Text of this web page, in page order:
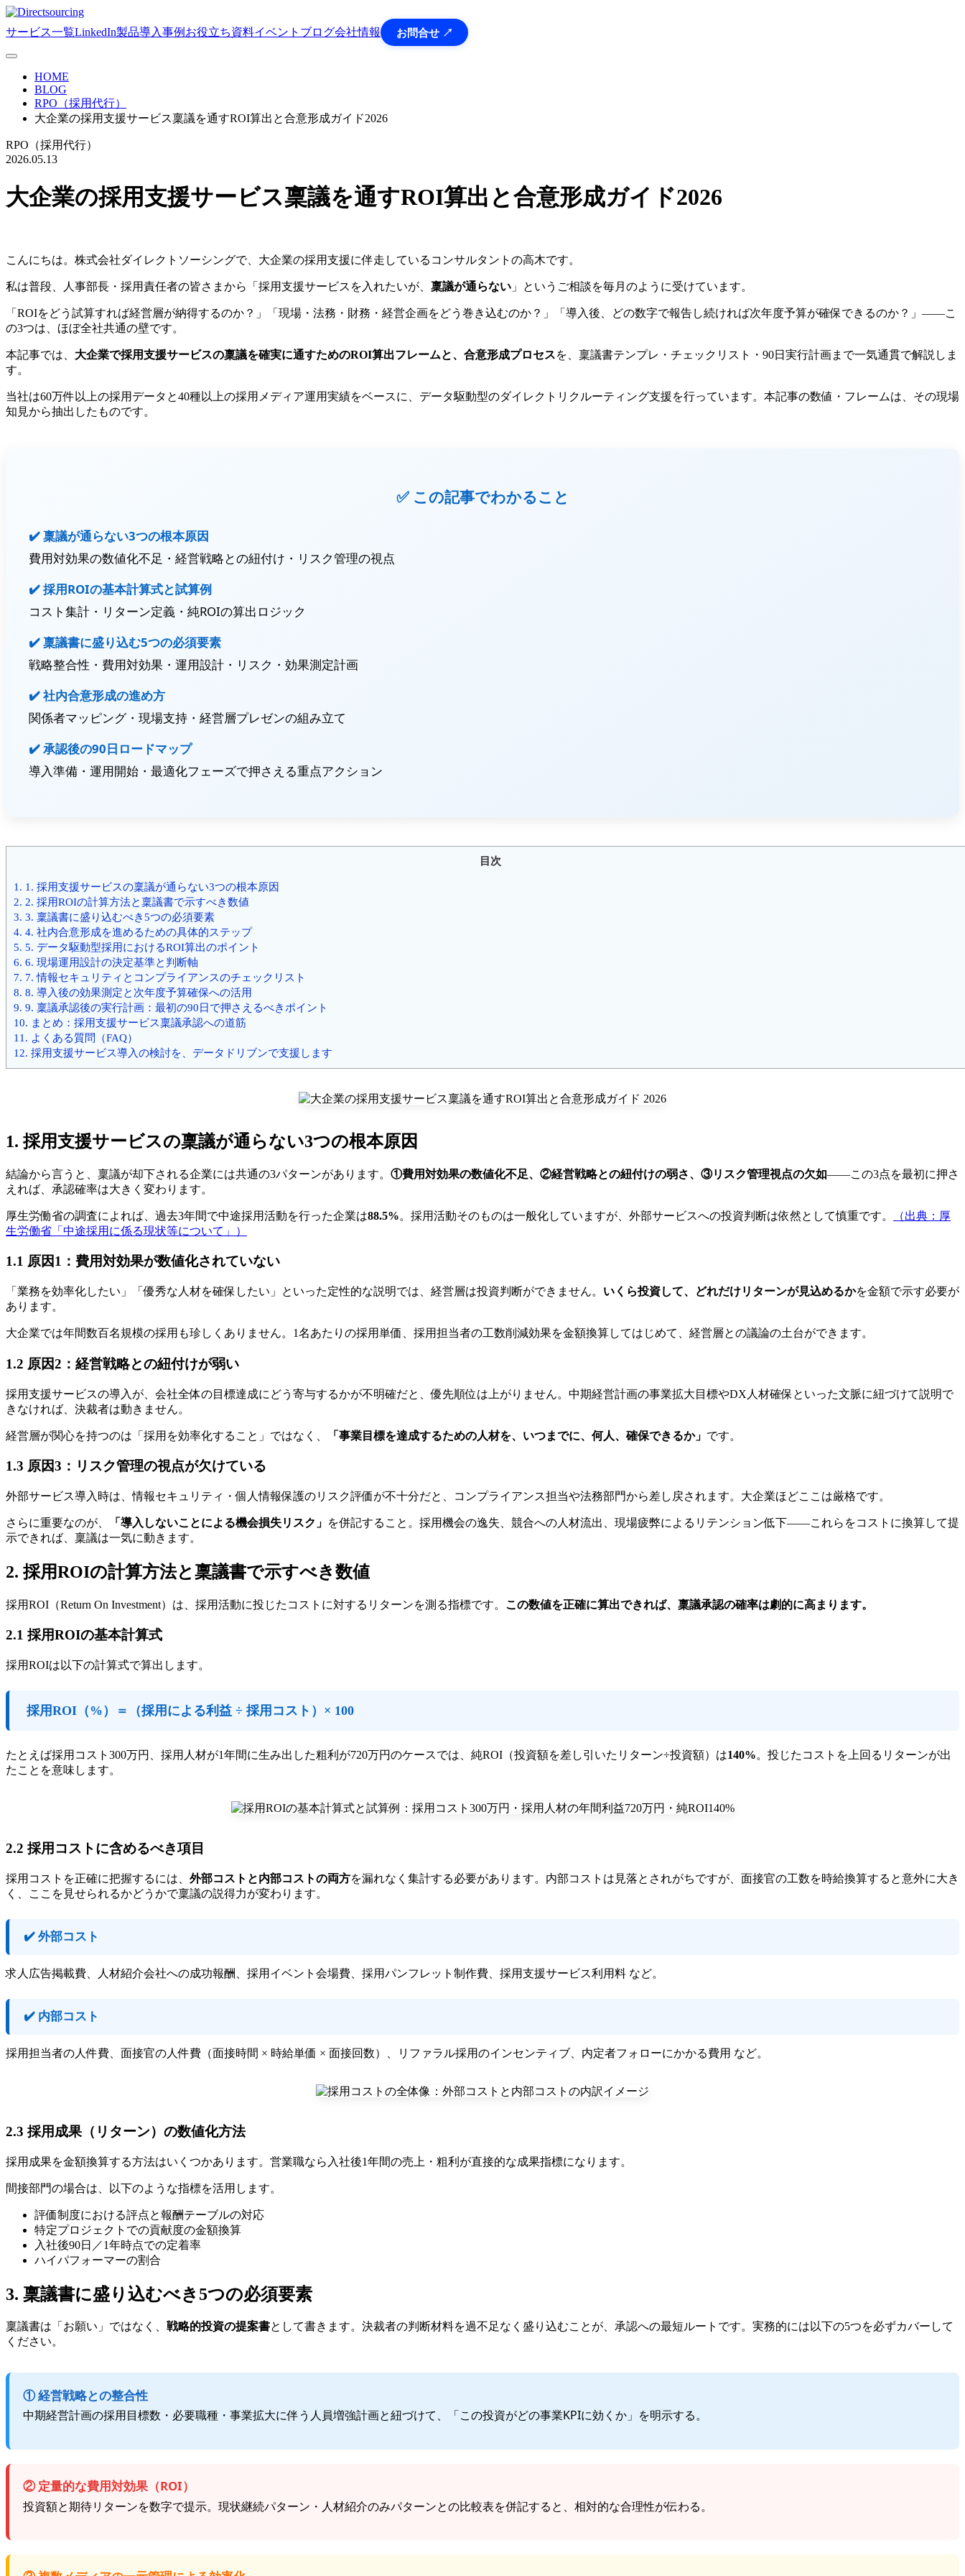
サービス一覧LinkedIn製品導入事例 お役立ち資料イベント ブログ会社情報 お問合せ ↗
HOME
BLOG
RPO（採用代行）
大企業の採用支援サービス稟議を通すROI算出と合意形成ガイド2026
RPO（採用代行）
2026.05.13
大企業の採用支援サービス稟議を通すROI算出と合意形成ガイド2026
こんにちは。株式会社ダイレクトソーシングで、大企業の採用支援に伴走しているコンサルタントの高木です。
私は普段、人事部長・採用責任者の皆さまから「採用支援サービスを入れたいが、 稟議が通らない 」というご相談を毎月のように受けています。
「ROIをどう試算すれば経営層が納得するのか？」「現場・法務・財務・経営企画をどう巻き込むのか？」「導入後、どの数字で報告し続ければ次年度予算が確保できるのか？」――こ
の3つは、ほぼ全社共通の壁です。
本記事では、 大企業で採用支援サービスの稟議を確実に通すためのROI算出フレームと、合意形成プロセスを、稟議書テンプレ・チェックリスト・90日実行計画まで一気通貫で解説しま
す。
当社は60万件以上の採用データと40種以上の採用メディア運用実績をベースに、データ駆動型のダイレクトリクルーティング支援を行っています。本記事の数値・フレームは、その現場
知見から抽出したものです。
✅ この記事でわかること
✔️ 稟議が通らない3つの根本原因
費用対効果の数値化不足・経営戦略との紐付け・リスク管理の視点
✔️ 採用ROIの基本計算式と試算例
コスト集計・リターン定義・純ROIの算出ロジック
✔️ 稟議書に盛り込む5つの必須要素
戦略整合性・費用対効果・運用設計・リスク・効果測定計画
✔️ 社内合意形成の進め方
関係者マッピング・現場支持・経営層プレゼンの組み立て
✔️ 承認後の90日ロードマップ
導入準備・運用開始・最適化フェーズで押さえる重点アクション
目次
1. 1. 採用支援サービスの稟議が通らない3つの根本原因
2. 2. 採用ROIの計算方法と稟議書で示すべき数値
3. 3. 稟議書に盛り込むべき5つの必須要素
4. 4. 社内合意形成を進めるための具体的ステップ
5. 5. データ駆動型採用におけるROI算出のポイント
6. 6. 現場運用設計の決定基準と判断軸
7. 7. 情報セキュリティとコンプライアンスのチェックリスト
8. 8. 導入後の効果測定と次年度予算確保への活用
9. 9. 稟議承認後の実行計画：最初の90日で押さえるべきポイント
10. まとめ：採用支援サービス稟議承認への道筋
11. よくある質問（FAQ）
12. 採用支援サービス導入の検討を、データドリブンで支援します
1. 採用支援サービスの稟議が通らない3つの根本原因
結論から言うと、稟議が却下される企業には共通の3パターンがあります。 ①費用対効果の数値化不足、②経営戦略との紐付けの弱さ、③リスク管理視点の欠如――この3点を最初に押さ
えれば、承認確率は大きく変わります。
厚生労働省の調査によれば、過去3年間で中途採用活動を行った企業は88.5%。採用活動そのものは一般化していますが、外部サービスへの投資判断は依然として慎重です。
（出典：厚
生労働省「中途採用に係る現状等について」）
1.1 原因1：費用対効果が数値化されていない
「業務を効率化したい」「優秀な人材を確保したい」といった定性的な説明では、経営層は投資判断ができません。 いくら投資して、どれだけリターンが見込めるかを金額で示す必要が
あります。
大企業では年間数百名規模の採用も珍しくありません。1名あたりの採用単価、採用担当者の工数削減効果を金額換算してはじめて、経営層との議論の土台ができます。
1.2 原因2：経営戦略との紐付けが弱い
採用支援サービスの導入が、会社全体の目標達成にどう寄与するかが不明確だと、優先順位は上がりません。中期経営計画の事業拡大目標やDX人材確保といった文脈に紐づけて説明で
きなければ、決裁者は動きません。
経営層が関心を持つのは「採用を効率化すること」ではなく、 「事業目標を達成するための人材を、いつまでに、何人、確保できるか」 です。
1.3 原因3：リスク管理の視点が欠けている
外部サービス導入時は、情報セキュリティ・個人情報保護のリスク評価が不十分だと、コンプライアンス担当や法務部門から差し戻されます。大企業ほどここは厳格です。
さらに重要なのが、 「導入しないことによる機会損失リスク」 を併記すること。採用機会の逸失、競合への人材流出、現場疲弊によるリテンション低下――これらをコストに換算して提
示できれば、稟議は一気に動きます。
2. 採用ROIの計算方法と稟議書で示すべき数値
採用ROI（Return On Investment）は、採用活動に投じたコストに対するリターンを測る指標です。 この数値を正確に算出できれば、稟議承認の確率は劇的に高まります。
2.1 採用ROIの基本計算式
採用ROIは以下の計算式で算出します。
採用ROI（%）＝（採用による利益 ÷ 採用コスト）× 100
たとえば採用コスト300万円、採用人材が1年間に生み出した粗利が720万円のケースでは、純ROI（投資額を差し引いたリターン÷投資額）は140%。投じたコストを上回るリターンが出
たことを意味します。
2.2 採用コストに含めるべき項目
採用コストを正確に把握するには、 外部コストと内部コストの両方を漏れなく集計する必要があります。内部コストは見落とされがちですが、面接官の工数を時給換算すると意外に大き
く、ここを見せられるかどうかで稟議の説得力が変わります。
✔️ 外部コスト
求人広告掲載費、人材紹介会社への成功報酬、採用イベント会場費、採用パンフレット制作費、採用支援サービス利用料 など。
✔️ 内部コスト
採用担当者の人件費、面接官の人件費（面接時間 × 時給単価 × 面接回数）、リファラル採用のインセンティブ、内定者フォローにかかる費用 など。
2.3 採用成果（リターン）の数値化方法
採用成果を金額換算する方法はいくつかあります。営業職なら入社後1年間の売上・粗利が直接的な成果指標になります。
間接部門の場合は、以下のような指標を活用します。
評価制度における評点と報酬テーブルの対応
特定プロジェクトでの貢献度の金額換算
入社後90日／1年時点での定着率
ハイパフォーマーの割合
3. 稟議書に盛り込むべき5つの必須要素
稟議書は「お願い」ではなく、 戦略的投資の提案書として書きます。決裁者の判断材料を過不足なく盛り込むことが、承認への最短ルートです。実務的には以下の5つを必ずカバーして
ください。
① 経営戦略との整合性
中期経営計画の採用目標数・必要職種・事業拡大に伴う人員増強計画と紐づけて、「この投資がどの事業KPIに効くか」を明示する。
② 定量的な費用対効果（ROI）
投資額と期待リターンを数字で提示。現状継続パターン・人材紹介のみパターンとの比較表を併記すると、相対的な合理性が伝わる。